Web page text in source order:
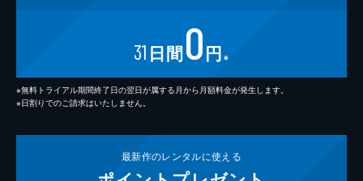
31 日間0円 ※
※無料トライアル期間終了日の翌日が属する月から月額料金が発生します。
※日割りでのご請求はいたしません。
最新作のレンタルに使える